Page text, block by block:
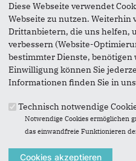
Vielen Dank, dass Sie die
weiterempfehlen.
Anmerkung: Ihre E-Mail-
Personen, denen Sie die
informieren, von wem die
kein Spam ist.
Das mit * gekennzeichnete
Eigene E-Mail-Adresse*
Diese Webseite verwendet
Webseite zu nutzen. Weiterhin
Drittanbietern, die uns helfen,
verbessern (Website-
bestimmter Dienste,
Einwilligung können Sie
Informationen finden Sie in
Technisch notwendige
Notwendige Cookies ermöglichen
das einwandfreie Funktionieren